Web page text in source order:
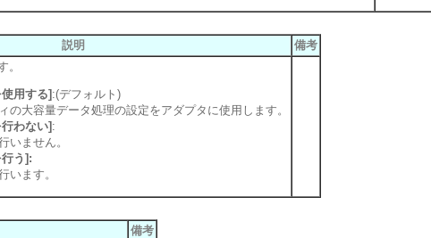
説明 備考
。
用する]:(デフォルト)
の大容量データ処理の設定をアダプタに使用します。
わない]:
いません。
う]:
います。
備考